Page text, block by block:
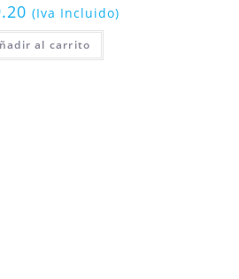
(Iva Incluido)
al carrito